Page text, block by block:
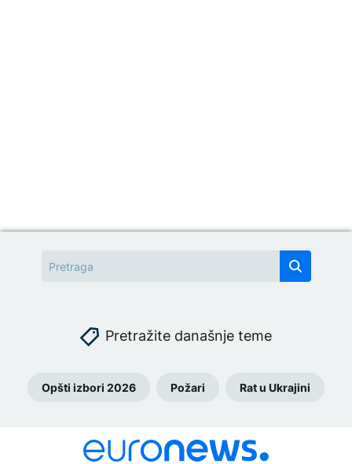
Pretražite današnje teme
Opšti izbori 2026 Požari Rat u Ukrajini